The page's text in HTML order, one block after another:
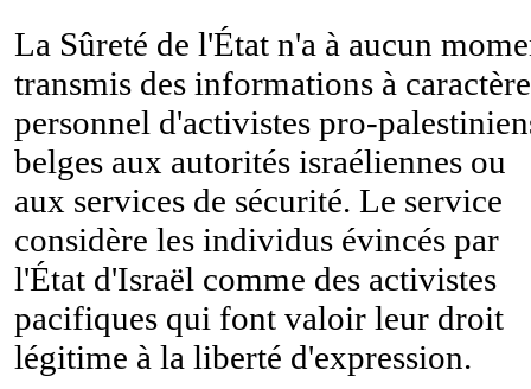
La Sûreté de l'État n'a à aucun
transmis des informations à caractère
personnel d'activistes pro-
belges aux autorités israéliennes ou
aux services de sécurité. Le service
considère les individus évincés par
l'État d'Israël comme des activistes
pacifiques qui font valoir leur droit
légitime à la liberté d'expression.